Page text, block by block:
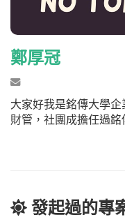
鄭厚冠
大家好我是銘傳大學
財管，社團成擔任過
發起過的專